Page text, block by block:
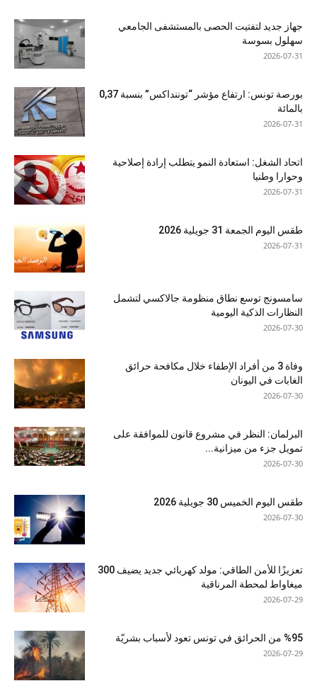
جهاز جديد لتفتيت الحصى بالمستشفى الجامعي
سهلول بسوسة
2026-07-31
بورصة تونس: ارتفاع مؤشر “توننداكس” بنسبة 0,37
بالمائة
2026-07-31
اتحاد الشغل: استعادة النمو يتطلب إرادة إصلاحية
وحوارا وطنيا
2026-07-31
طقس اليوم الجمعة 31 جويلية 2026
2026-07-31
سامسونج توسع نطاق منظومة جالاكسي لتشمل
النظارات الذكية اليومية
2026-07-30
وفاة 3 من أفراد الإطفاء خلال مكافحة حرائق
الغابات في اليونان
2026-07-30
البرلمان: النظر في مشروع قانون للموافقة على
تمويل جزء من ميزانية...
2026-07-30
طقس اليوم الخميس 30 جويلية 2026
2026-07-30
تعزيزًا للأمن الطاقي: مولد كهربائي جديد يضيف 300
ميغاواط لمحطة المرناقية
2026-07-29
%95 من الحرائق في تونس تعود لأسباب بشريّة
2026-07-29